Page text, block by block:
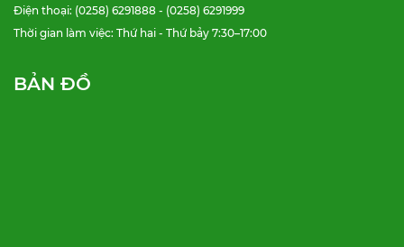
Điện thoại: (0258) 6291888 - (0258) 6291999
Thời gian làm việc: Thứ hai - Thứ bảy 7:30–17:00
BẢN ĐỒ